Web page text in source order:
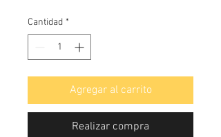
Cantidad *
Agregar al carrito
Realizar compra